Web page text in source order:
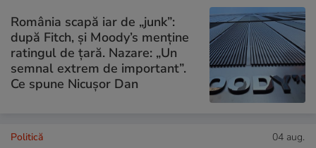
România scapă iar de „junk”:
după Fitch, și Moody’s menține
ratingul de țară. Nazare: „Un
semnal extrem de important”.
Ce spune Nicușor Dan
Politică 04 aug.